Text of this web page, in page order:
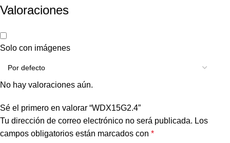
Valoraciones
Solo con imágenes
No hay valoraciones aún.
Sé el primero en valorar “WDX15G2.4”
Tu dirección de correo electrónico no será publicada. Los
campos obligatorios están marcados con*